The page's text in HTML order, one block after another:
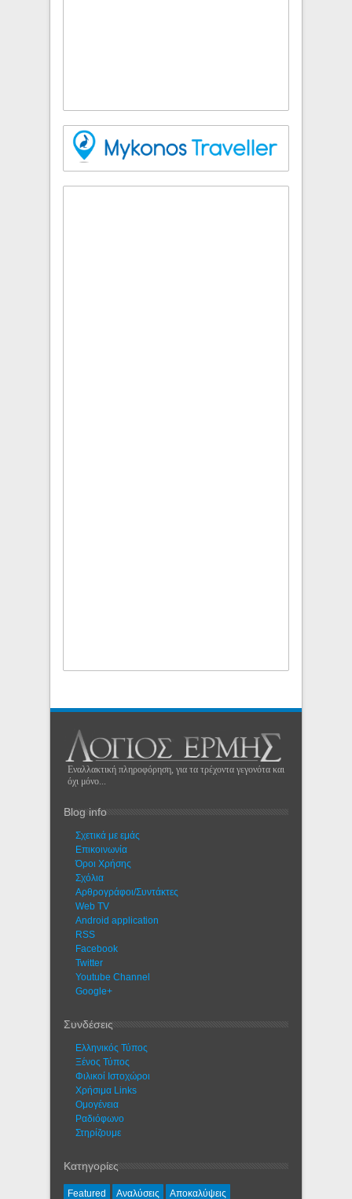
Εναλλακτική πληροφόρηση, για τα τρέχοντα γεγονότα και
όχι μόνο...
Blog info
Σχετικά με εμάς
Eπικοινωνία
Όροι Χρήσης
Σχόλια
Αρθρογράφοι/Συντάκτες
Web TV
Android application
RSS
Facebook
Twitter
Youtube Channel
Google+
Συνδέσεις
Ελληνικός Τύπος
Ξένος Τύπος
Φιλικοί Ιστοχώροι
Χρήσιμα Links
Ομογένεια
Ραδιόφωνο
Στηρίζουμε
Κατηγορίες
Featured Αναλύσεις Αποκαλύψεις